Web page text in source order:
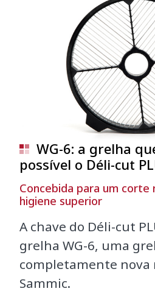
WG-6: a grelha
possível o Déli-cut
Concebida para um corte
higiene superior
A chave do Déli-cut
grelha WG-6, uma
completamente nova
Sammic.